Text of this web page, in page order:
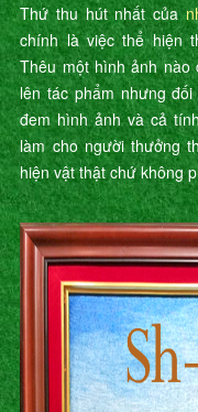
Thứ thu hút nhất của
chính là việc thể hiện
Thêu một hình ảnh nào
lên tác phẩm nhưng
đem hình ảnh và cả
làm cho người thưởng
hiện vật thật chứ không